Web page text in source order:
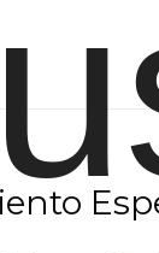
del Patrimonio